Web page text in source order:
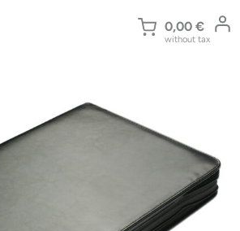
0,00 €
without tax